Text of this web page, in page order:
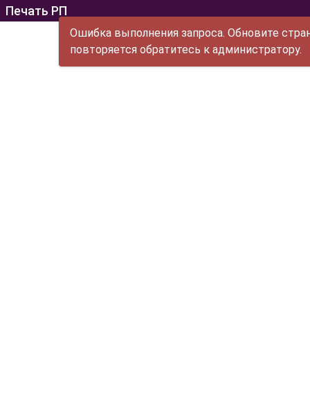
Печать РП
Ошибка выполнения запроса. Обновите
повторяется обратитесь к администратору.